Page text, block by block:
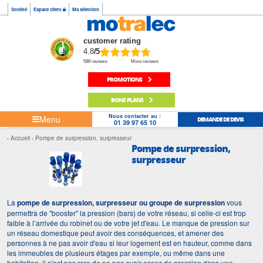
Société Espace client Ma sélection
customer rating
4.8/5
598 reviews More reviews
PROMOTIONS
BONS PLANS
Menu Nous contacter au :
01 39 97 65 10 DEMANDE DE DEVIS
Accueil Pompe de surpression, surpresseur
Pompe de surpression,
surpresseur
La pompe de surpression, surpresseur ou groupe de surpressionvous
permettra de "booster" la pression (bars) de votre réseau, si celle-ci est trop
faible à l’arrivée du robinet ou de votre jet d'eau. Le manque de pression sur
un réseau domestique peut avoir des conséquences, et amener des
personnes à ne pas avoir d'eau si leur logement est en hauteur, comme dans
les immeubles de plusieurs étages par exemple, ou même dans une